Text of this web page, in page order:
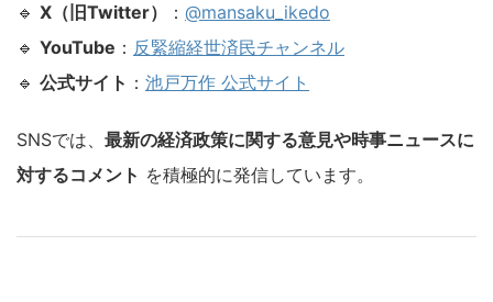
🔹 X（旧Twitter） ： @mansaku_ikedo
🔹 YouTube ： 反緊縮経世済民チャンネル
🔹 公式サイト ： 池戸万作 公式サイト
SNSでは、 最新の経済政策に関する意見や時事ニュースに
対するコメント を積極的に発信しています。